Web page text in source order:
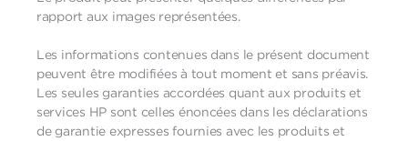
rapport aux images représentées.
Les informations contenues dans le présent document
peuvent être modifiées à tout moment et sans préavis.
Les seules garanties accordées quant aux produits et
services HP sont celles énoncées dans les déclarations
de garantie expresses fournies avec les produits et